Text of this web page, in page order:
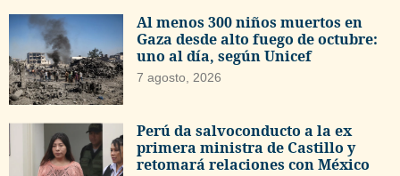
Al menos 300 niños muertos en
Gaza desde alto fuego de octubre:
uno al día, según Unicef
7 agosto, 2026
Perú da salvoconducto a la ex
primera ministra de Castillo y
retomará relaciones con México